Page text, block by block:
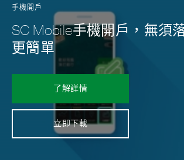
手機開戶
SC Mobile手機開戶，無須
更簡單
了解詳情
立即下載